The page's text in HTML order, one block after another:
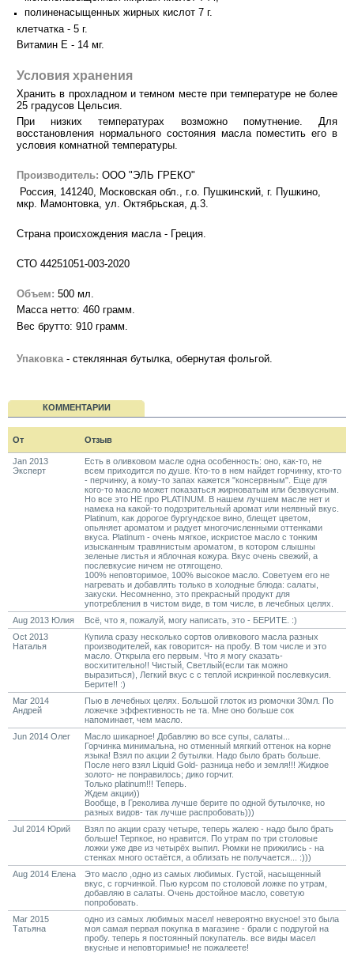
полиненасыщенных жирных кислот 7 г.
клетчатка - 5 г.
Витамин Е - 14 мг.
Условия хранения
Хранить в прохладном и темном месте при температуре не более
25 градусов Цельсия.
При низких температурах возможно помутнение. Для
восстановления нормального состояния масла поместить его в
условия комнатной температуры.
Производитель: ООО "ЭЛЬ ГРЕКО"
Россия, 141240, Московская обл., г.о. Пушкинский, г. Пушкино,
мкр. Мамонтовка, ул. Октябрьская, д.3
Страна происхождения масла - Греция.
СТО 44251051-003-2020
Объем: 500 мл.
Масса нетто: 460 грамм.
Вес брутто: 910 грамм.
Упаковка - стеклянная бутылка, обернутая фольгой.
КОММЕНТАРИИ
От Отзыв
Jan 2013
Эксперт
Есть в оливковом масле одна особенность: оно, как-то, не
всем приходится по душе. Кто-то в нем найдет горчинку, кто-то
- перчинку, а кому-то запах кажется "консервным". Еще для
кого-то масло может показаться жирноватым или безвкусным.
Но все это НЕ про PLATINUM. В нашем лучшем масле нет и
намека на какой-то подозрительный аромат или неявный вкус.
Platinum, как дорогое бургундское вино, блещет цветом,
опьяняет ароматом и радует многочисленными оттенками
вкуса. Platinum - очень мягкое, искристое масло с тонким
изысканным травянистым ароматом, в котором слышны
зеленые листья и яблочная кожура. Вкус очень свежий, а
послевкусие ничем не отягощено.
100% неповторимое, 100% высокое масло. Советуем его не
нагревать и добавлять только в холодные блюда: салаты,
закуски. Несомненно, это прекрасный продукт для
употребления в чистом виде, в том числе, в лечебных целях.
Aug 2013 Юлия
Всё, что я, пожалуй, могу написать, это - БЕРИТЕ. :)
Oct 2013
Наталья
Купила сразу несколько сортов оливкового масла разных
производителей, как говорится- на пробу. В том числе и это
масло. Открыла его первым. Что я могу сказать-
восхитительно!! Чистый, Светлый(если так можно
выразиться), Легкий вкус с с теплой искринкой послевкусия.
Берите!! :)
Mar 2014
Андрей
Пью в лечебных целях. Большой глоток из рюмочки 30мл. По
ложечке эффективность не та. Мне оно больше сок
напоминает, чем масло.
Jun 2014 Олег
Масло шикарное! Добавляю во все супы, салаты...
Горчинка минимальна, но отменный мягкий оттенок на корне
языка! Взял по акции 2 бутылки. Надо было брать больше.
После него взял Liquid Gold- разница небо и земля!!! Жидкое
золото- не понравилось; дико горчит.
Только platinum!!! Теперь.
Ждем акции))
Вообще, в Греколива лучше берите по одной бутылочке, но
разных видов- так лучше распробовать)))
Jul 2014 Юрий
Взял по акции сразу четыре, теперь жалею - надо было брать
больше! Терпкое, но нравится. По утрам по три столовые
ложки уже две из четырёх выпил. Рюмки не прижились - на
стенках много остаётся, а облизать не получается... :)))
Aug 2014 Елена
Это масло ,одно из самых любимых. Густой, насыщенный
вкус, с горчинкой. Пью курсом по столовой ложке по утрам,
добавляю в салаты. Очень достойное масло, советую
попробовать.
Mar 2015
Татьяна
одно из самых любимых масел! невероятно вкусное! это была
моя самая первая покупка в магазине - брали с подругой на
пробу. теперь я постоянный покупатель. все виды масел
вкусные и неповторимые! не пожалеете!